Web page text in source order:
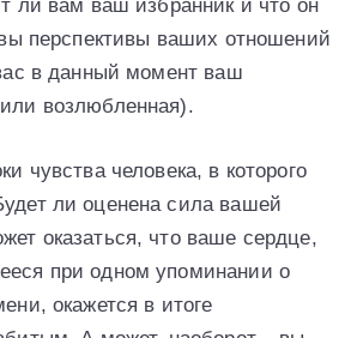
ли вам ваш избранник и что он
перспективы ваших отношений
в данный момент ваш
возлюбленная).
чувства человека, в которого
ли оценена сила вашей
оказаться, что ваше сердце,
при одном упоминании о
окажется в итоге